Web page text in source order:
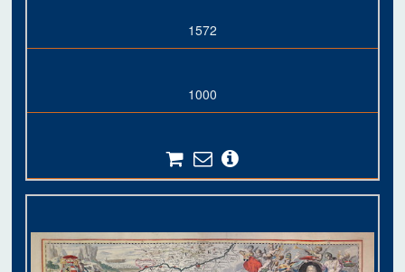
1572
1000